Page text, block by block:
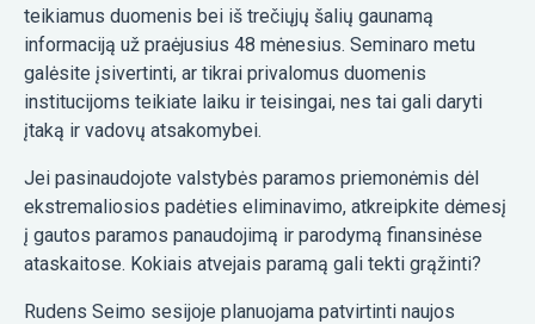
teikiamus duomenis bei iš trečiųjų šalių gaunamą
informaciją už praėjusius 48 mėnesius. Seminaro metu
galėsite įsivertinti, ar tikrai privalomus duomenis
institucijoms teikiate laiku ir teisingai, nes tai gali daryti
įtaką ir vadovų atsakomybei.
Jei pasinaudojote valstybės paramos priemonėmis dėl
ekstremaliosios padėties eliminavimo, atkreipkite dėmesį
į gautos paramos panaudojimą ir parodymą finansinėse
ataskaitose. Kokiais atvejais paramą gali tekti grąžinti?
Rudens Seimo sesijoje planuojama patvirtinti naujos